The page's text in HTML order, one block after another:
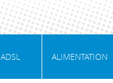
ADSL ALIMENTATION